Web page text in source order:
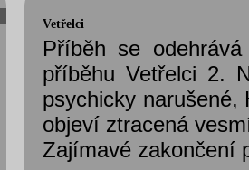
Vetřelci
Příběh se
příběhu Vetřelci 2.
psychicky
objeví ztracená
Zajímavé zakončení